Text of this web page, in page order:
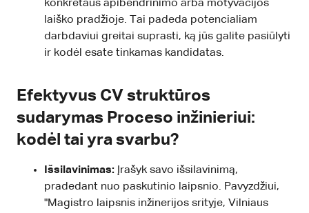
konkretaus apibendrinimo arba motyvacijos
laiško pradžioje. Tai padeda potencialiam
darbdaviui greitai suprasti, ką jūs galite pasiūlyti
ir kodėl esate tinkamas kandidatas.
Efektyvus CV struktūros
sudarymas Proceso inžinieriui:
kodėl tai yra svarbu?
Išsilavinimas: Įrašyk savo išsilavinimą,
pradedant nuo paskutinio laipsnio. Pavyzdžiui,
"Magistro laipsnis inžinerijos srityje, Vilniaus